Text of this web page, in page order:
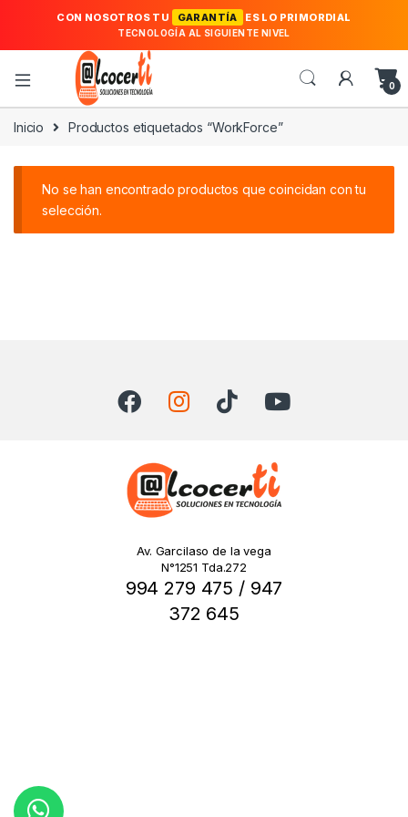
CON NOSOTROS TU GARANTÍA ES LO PRIMORDIAL
TECNOLOGÍA AL SIGUIENTE NIVEL
0
Inicio Productos etiquetados “WorkForce”
No se han encontrado productos que coincidan con tu
selección.
Av. Garcilaso de la vega
N°1251 Tda.272
994 279 475 / 947
372 645